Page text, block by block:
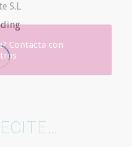
S.L
Contacta con